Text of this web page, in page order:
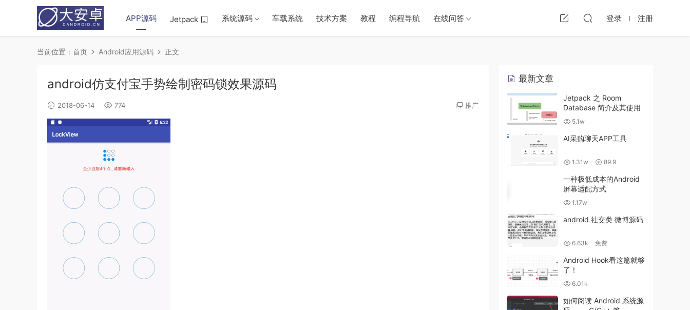
APP源码 Jetpack 系统源码 车载系统 技术方案 教程 编程导航 在线问答 登录 注册
当前位置： 首页 Android应用源码 正文
android仿支付宝手势绘制密码锁效果源码
2018-06-14 774 推广
最新文章
Jetpack 之 Room
Database 简介及其使用
5.1w
AI采购聊天APP工具
1.31w 89.9
一种极低成本的Android
屏幕适配方式
1.17w
android 社交类 微博源码
6.63k 免费
Android Hook看这篇就够
了！
6.01k
如何阅读 Android 系统源